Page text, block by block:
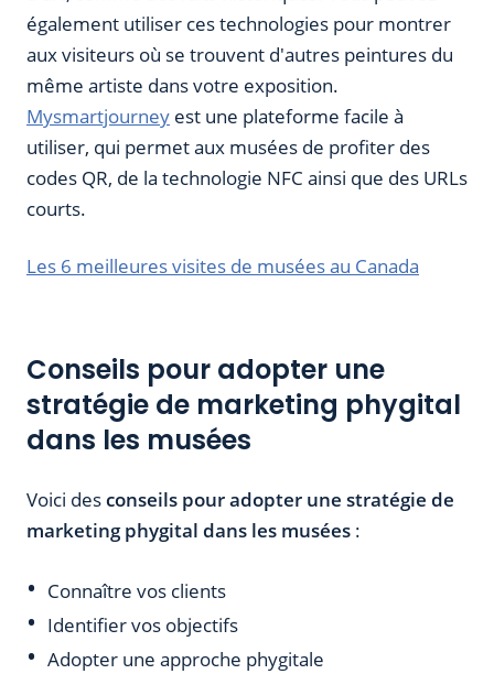
également utiliser ces technologies pour montrer
aux visiteurs où se trouvent d'autres peintures du
même artiste dans votre exposition.
Mysmartjourney est une plateforme facile à
utiliser, qui permet aux musées de profiter des
codes QR, de la technologie NFC ainsi que des URLs
courts.
Les 6 meilleures visites de musées au Canada
Conseils pour adopter une
stratégie de marketing phygital
dans les musées
Voici desconseils pour adopter une stratégie de
marketing phygital dans les musées :
Connaître vos clients
Identifier vos objectifs
Adopter une approche phygitale